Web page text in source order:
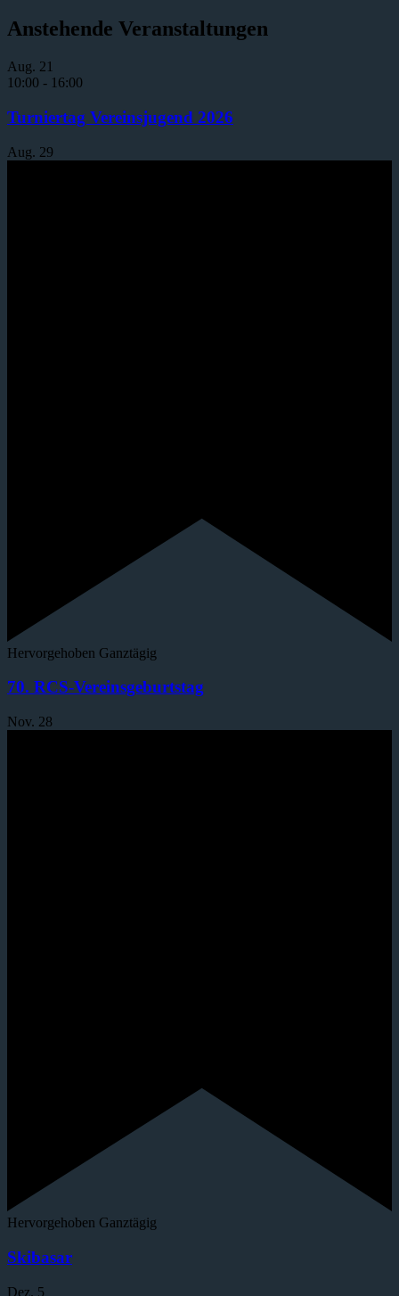
Anstehende Veranstaltungen
Aug. 21
10:00 - 16:00
Turniertag Vereinsjugend 2026
Aug. 29
Hervorgehoben Ganztägig
70. RCS-Vereinsgeburtstag
Nov. 28
Hervorgehoben Ganztägig
Skibasar
Dez. 5